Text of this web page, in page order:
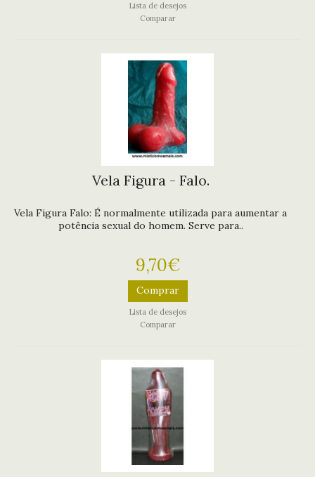
Lista de desejos
Comparar
Vela Figura - Falo.
Vela Figura Falo: É normalmente utilizada para aumentar a
potência sexual do homem. Serve para..
9,70€
Comprar
Lista de desejos
Comparar